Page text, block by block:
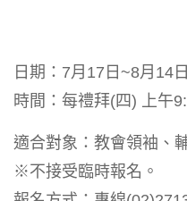
日期：7月17日~8月14
時間：每禮拜(四) 上午
適合對象：教會領袖、
※不接受臨時報名。